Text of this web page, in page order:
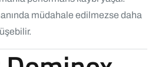
müdahale edilmezse daha